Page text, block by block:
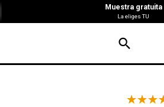
Muestra gratuita
La eliges TU
search